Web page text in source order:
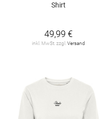
Shirt
49,99 €
inkl. MwSt. zzgl. Versand